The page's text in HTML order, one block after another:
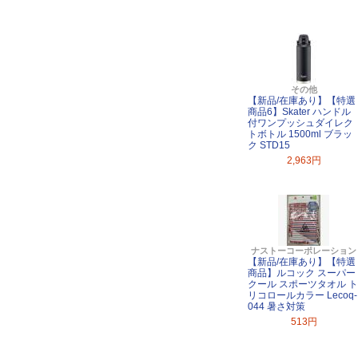
その他
【新品/在庫あり】【特選
商品6】Skater ハンドル
付ワンプッシュダイレク
トボトル 1500ml ブラッ
ク STD15
2,963円
ナストーコーポレーション
【新品/在庫あり】【特選
商品】ルコック スーパー
クール スポーツタオル ト
リコロールカラー Lecoq-
044 暑さ対策
513円